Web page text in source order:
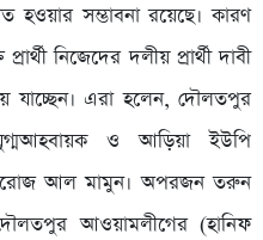
হওয়ার সম্ভাবনা রয়েছে। কারণ
নিজেদের দলীয় প্রার্থী দাবী
যাচ্ছেন। এরা হলেন, দৌলতপুর
ও আড়িয়া ইউপি
ফিরোজ আল মামুন। অপরজন তরুন
আওয়ামলীগের (হানিফ